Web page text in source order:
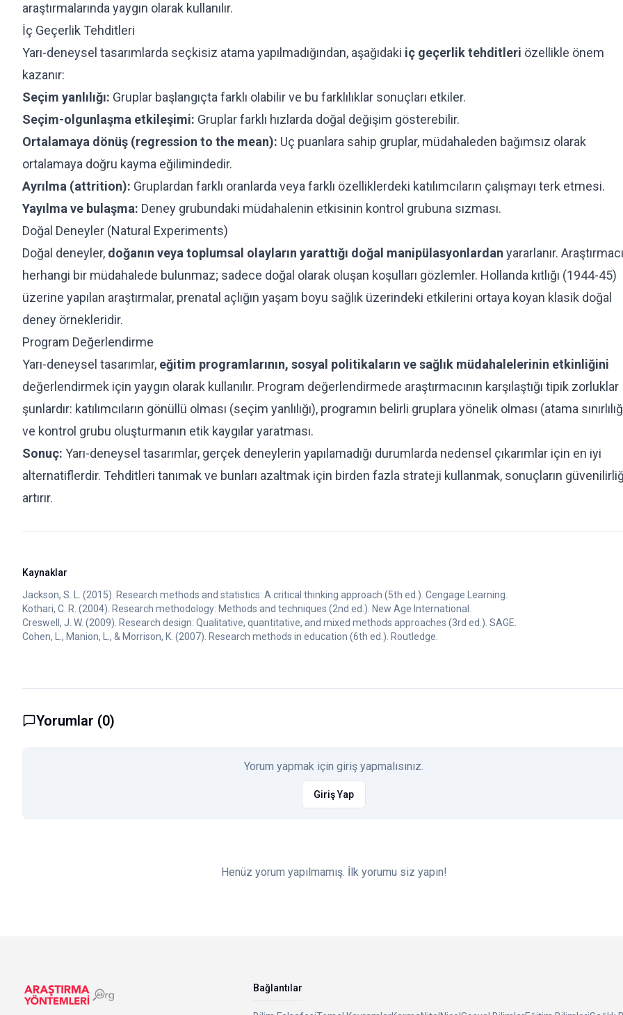
araştırmalarında yaygın olarak kullanılır.
İç Geçerlik Tehditleri
Yarı-deneysel tasarımlarda seçkisiz atama yapılmadığından, aşağıdaki iç geçerlik tehditleri özellikle önem
kazanır:
Seçim yanlılığı: Gruplar başlangıçta farklı olabilir ve bu farklılıklar sonuçları etkiler.
Seçim-olgunlaşma etkileşimi: Gruplar farklı hızlarda doğal değişim gösterebilir.
Ortalamaya dönüş (regression to the mean): Uç puanlara sahip gruplar, müdahaleden bağımsız olarak
ortalamaya doğru kayma eğilimindedir.
Ayrılma (attrition): Gruplardan farklı oranlarda veya farklı özelliklerdeki katılımcıların çalışmayı terk etmesi.
Yayılma ve bulaşma: Deney grubundaki müdahalenin etkisinin kontrol grubuna sızması.
Doğal Deneyler (Natural Experiments)
Doğal deneyler, doğanın veya toplumsal olayların yarattığı doğal manipülasyonlardan yararlanır. Araştırmacı
herhangi bir müdahalede bulunmaz; sadece doğal olarak oluşan koşulları gözlemler. Hollanda kıtlığı (1944-45)
üzerine yapılan araştırmalar, prenatal açlığın yaşam boyu sağlık üzerindeki etkilerini ortaya koyan klasik doğal
deney örnekleridir.
Program Değerlendirme
Yarı-deneysel tasarımlar, eğitim programlarının, sosyal politikaların ve sağlık müdahalelerinin etkinliğini
değerlendirmek için yaygın olarak kullanılır. Program değerlendirmede araştırmacının karşılaştığı tipik zorluklar
şunlardır: katılımcıların gönüllü olması (seçim yanlılığı), programın belirli gruplara yönelik olması (atama
ve kontrol grubu oluşturmanın etik kaygılar yaratması.
Sonuç: Yarı-deneysel tasarımlar, gerçek deneylerin yapılamadığı durumlarda nedensel çıkarımlar için en iyi
alternatiflerdir. Tehditleri tanımak ve bunları azaltmak için birden fazla strateji kullanmak, sonuçların
artırır.
Kaynaklar
Jackson, S. L. (2015). Research methods and statistics: A critical thinking approach (5th ed.). Cengage Learning.
Kothari, C. R. (2004). Research methodology: Methods and techniques (2nd ed.). New Age International.
Creswell, J. W. (2009). Research design: Qualitative, quantitative, and mixed methods approaches (3rd ed.). SAGE.
Cohen, L., Manion, L., & Morrison, K. (2007). Research methods in education (6th ed.). Routledge.
Yorumlar (0)
Yorum yapmak için giriş yapmalısınız.
Giriş Yap
Henüz yorum yapılmamış. İlk yorumu siz yapın!
Bağlantılar